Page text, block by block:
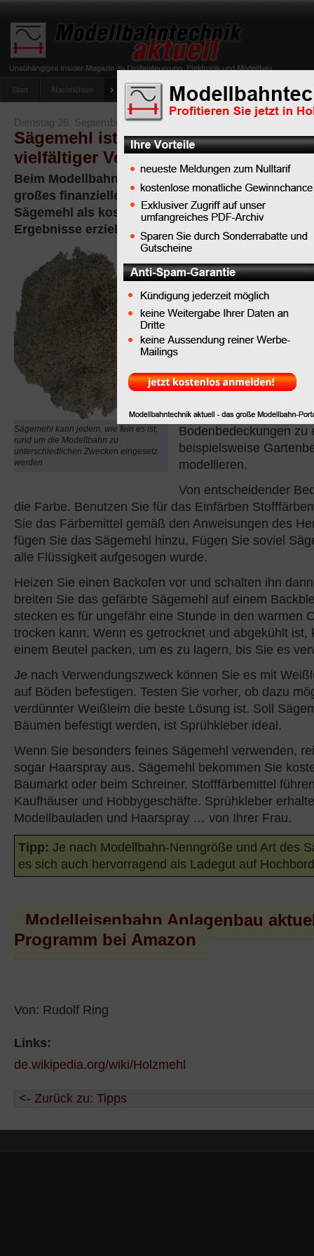
Start Nachrichten Tipps Newsletter Archiv Magazin
umfrage-viessmann-multiprotokoll-lichtdecoder
Dienstag 26. September 2023
Sägemehl ist ein kostenloses
vielfältiger Verwendung beim
Beim Modellbahn-Anlagenbau ist Knowhow oft
großes finanzielles Engagement. Beispielsweise
Sägemehl als kostenlosem Material beim
Ergebnisse erzielen.
Sägemehl kann jedem, wie fein es ist,
rund um die Modellbahn zu
unterschiedlichen Zwecken eingesetz
werden
Zu den
kostenlosen
Materialien mit
erheblichem
Modellbau-
Sägemehl (Holzmehl,
und welche
Modellbahnanlage eine
Bodenbedeckungen zu
beispielsweise
modellieren.
Von entscheidender
die Farbe. Benutzen Sie für das Einfärben
Sie das Färbemittel gemäß den Anweisungen des
fügen Sie das Sägemehl hinzu. Fügen Sie soviel
alle Flüssigkeit aufgesogen wurde.
Heizen Sie einen Backofen vor und schalten ihn
breiten Sie das gefärbte Sägemehl auf einem
stecken es für ungefähr eine Stunde in den warmen
trocken kann. Wenn es getrocknet und abgekühlt ist,
einem Beutel packen, um es zu lagern, bis Sie es
Je nach Verwendungszweck können Sie es mit
auf Böden befestigen. Testen Sie vorher, ob dazu
verdünnter Weißleim die beste Lösung ist. Soll
Bäumen befestigt werden, ist Sprühkleber ideal.
Wenn Sie besonders feines Sägemehl verwenden,
sogar Haarspray aus. Sägemehl bekommen Sie
Baumarkt oder beim Schreiner. Stofffärbemittel
Kaufhäuser und Hobbygeschäfte. Sprühkleber
Modellbauladen und Haarspray … von Ihrer Frau.
Tipp: Je nach Modellbahn-Nenngröße und Art des
es sich auch hervorragend als Ladegut auf
Modelleisenbahn Anlagenbau
Programm bei Amazon
Von: Rudolf Ring
Links:
de.wikipedia.org/wiki/Holzmehl
<- Zurück zu: Tipps